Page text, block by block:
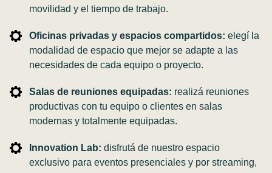
movilidad y el tiempo de trabajo.
Oficinas privadas y espacios compartidos: elegí la
modalidad de espacio que mejor se adapte a las
necesidades de cada equipo o proyecto.
Salas de reuniones equipadas: realizá reuniones
productivas con tu equipo o clientes en salas
modernas y totalmente equipadas.
Innovation Lab: disfrutá de nuestro espacio
exclusivo para eventos presenciales y por streaming,